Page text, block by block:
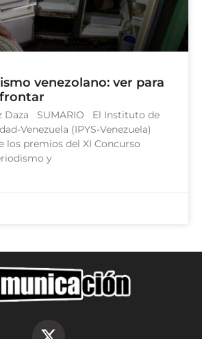
venezolano: ver para
Daza SUMARIO El Instituto de
Venezuela (IPYS-Venezuela)
los premios del XI Concurso
y